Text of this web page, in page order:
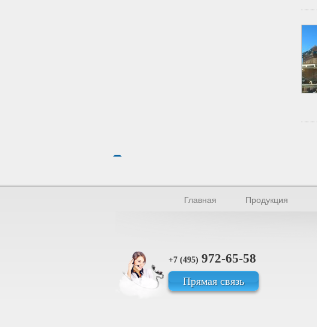
Главная Продукция
+7 (495) 972-65-58
Прямая связь